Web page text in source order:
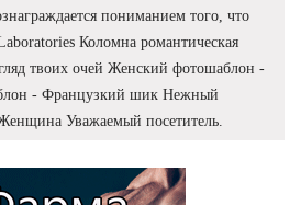
пониманием того, что
Коломна романтическая
твоих очей Женский фотошаблон -
- Французкий шик Нежный
Уважаемый посетитель.